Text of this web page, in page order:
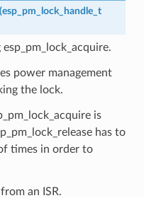
esp_pm_lock_handle_t
power management
the lock.
is
has to
times in order to
an ISR.